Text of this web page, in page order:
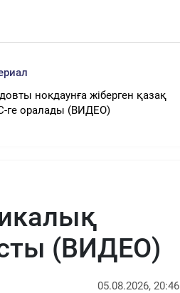
нокдаунға жіберген қазақ
ге оралады (ВИДЕО)
(ВИДЕО)
05.08.2026, 20:46